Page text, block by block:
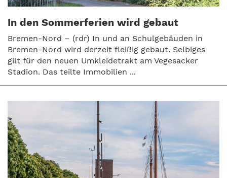
In den Sommerferien wird gebaut
Bremen-Nord – (rdr) In und an Schulgebäuden in
Bremen-Nord wird derzeit fleißig gebaut. Selbiges
gilt für den neuen Umkleidetrakt am Vegesacker
Stadion. Das teilte Immobilien ...